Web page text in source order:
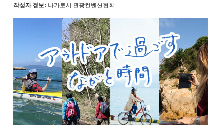
작성자 정보: 나가토시 관광컨벤션협회